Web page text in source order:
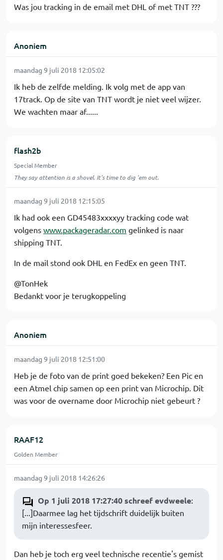
Was jou tracking in de email met DHL of met TNT ???
Anoniem
maandag 9 juli 2018 12:05:02
Ik heb de zelfde melding. Ik volg met de app van
17track. Op de site van TNT wordt je niet veel wijzer.
We wachten maar af......
flash2b
Special Member
They say attention is a shovel. It's time to dig 'em out.
maandag 9 juli 2018 12:15:05
Ik had ook een GD45483xxxxyy tracking code wat
volgens www.packageradar.com gelinked is naar
shipping TNT.
In de mail stond ook DHL en FedEx en geen TNT.
@TonHek
Bedankt voor je terugkoppeling
Anoniem
maandag 9 juli 2018 12:51:00
Heb je de foto van de print goed bekeken? Een Pic en
een Atmel chip samen op een print van Microchip. Dit
was voor de overname door Microchip niet gebeurt ?
RAAF12
Golden Member
maandag 9 juli 2018 14:26:26
Op 1 juli 2018 17:27:40 schreef evdweele:
[...]Daarmee lag het tijdschrift duidelijk buiten
mijn interessesfeer.
Dan heb je toch erg veel technische recentie's gemist